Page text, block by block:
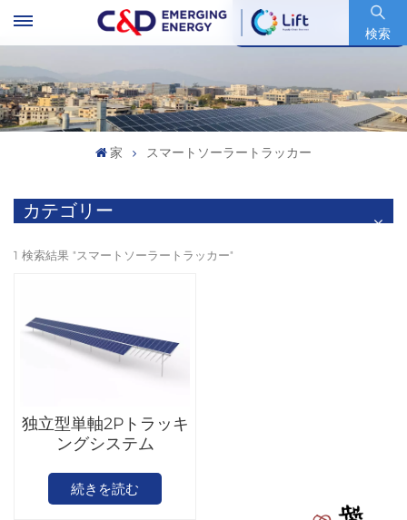
検索
銘柄コード : 600153.SH
家 スマートソーラートラッカー
カテゴリー
1 検索結果 "スマートソーラートラッカー"
独立型単軸2Pトラッキ
ングシステム
続きを読む